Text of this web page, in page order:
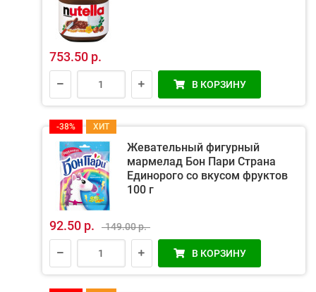
753.50 р.
В КОРЗИНУ
-38% ХИТ
Жевательный фигурный
мармелад Бон Пари Страна
Единорого со вкусом фруктов
100 г
92.50 р. 149.00 р.
В КОРЗИНУ